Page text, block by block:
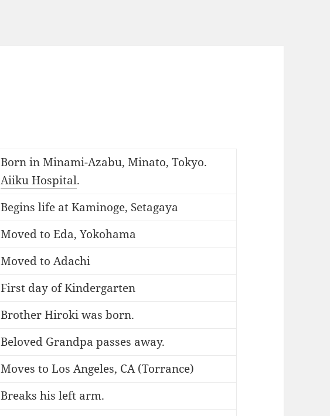
Born in Minami-Azabu, Minato, Tokyo.
Aiiku Hospital.
Begins life at Kaminoge, Setagaya
Moved to Eda, Yokohama
Moved to Adachi
First day of Kindergarten
Brother Hiroki was born.
Beloved Grandpa passes away.
Moves to Los Angeles, CA (Torrance)
Breaks his left arm.